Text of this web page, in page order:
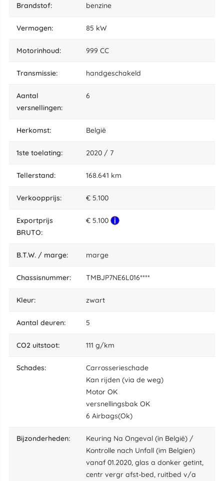
brandstof: benzine
vermogen: 85 kW
motorinhoud: 999 CC
transmissie: handgeschakeld
aantal
versnellingen:
6
herkomst: België
1ste toelating: 2020 / 7
tellerstand: 168.641 km
Verkoopprijs: € 5.100
Exportprijs
BRUTO:
€ 5.100
B.T.W. / marge: marge
chassisnummer: TMBJP7NE6L016****
kleur: zwart
aantal deuren: 5
CO2 uitstoot: 111 g/km
schades:
Carrosserieschade
Kan rijden (via de weg)
Motor OK
versnellingsbak OK
6 Airbags(Ok)
bijzonderheden:
Keuring Na Ongeval (in België) /
Kontrolle nach Unfall (im Belgien)
vanaf 01.2020, glas a donker getint,
centr vergr afst-bed, ruitbed v/a